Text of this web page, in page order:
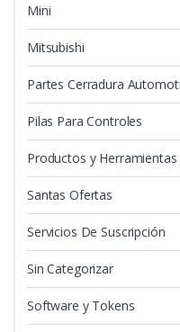
Mini
Mitsubishi
Partes Cerradura
Pilas Para Controles
Productos y Herramientas
Santas Ofertas
Servicios De Suscripción
Sin Categorizar
Software y Tokens